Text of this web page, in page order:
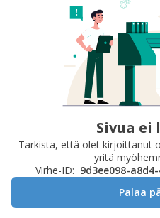
Sivua ei
Tarkista, että olet kirjoittanut
yritä
Virhe-ID: 9d3ee098-